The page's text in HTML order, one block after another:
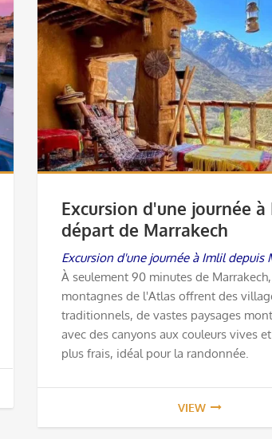
Excursion d'une journée
départ de Marrakech
Excursion d'une journée à Imlil depuis
À seulement 90 minutes de
montagnes de l'Atlas offrent des
traditionnels, de vastes paysages
avec des canyons aux couleurs vives
plus frais, idéal pour la randonnée.
VIEW